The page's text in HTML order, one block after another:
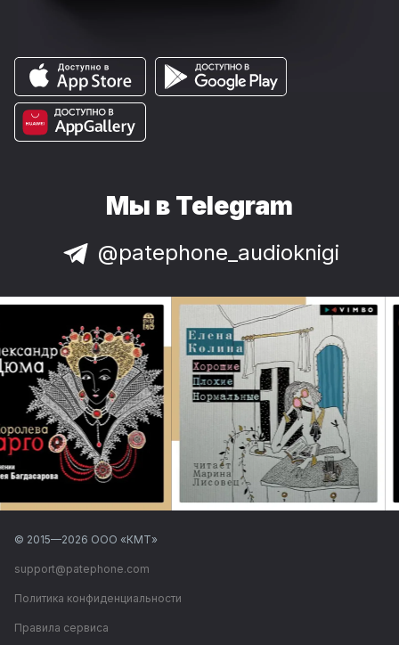
Мы в Telegram
@patephone_audioknigi
© 2015—2026 ООО «КМТ»
support@patephone.com
Политика конфиденциальности
Правила сервиса